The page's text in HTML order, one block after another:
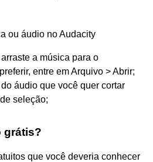
ou áudio no Audacity
a música para o
entre em Arquivo > Abrir;
áudio que você quer cortar
seleção;
grátis?
que você deveria conhecer